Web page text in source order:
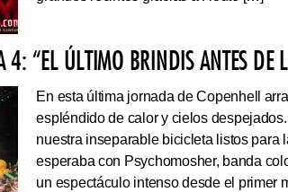
“EL ÚLTIMO BRINDIS ANTES DE
En esta última jornada de Copenhell
espléndido de calor y cielos
nuestra inseparable bicicleta listos para
esperaba con Psychomosher, banda
un espectáculo intenso desde el primer